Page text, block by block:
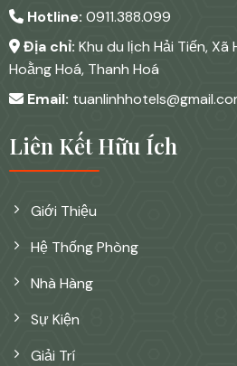
Liên Kết Hữu Ích
Giới Thiệu
Hệ Thống Phòng
Nhà Hàng
Sự Kiện
Giải Trí
Hotline: 0911.388.099
Địa chỉ: Khu du lịch Hải Tiến, Xã
Hoằng Hoá, Thanh Hoá
Email: